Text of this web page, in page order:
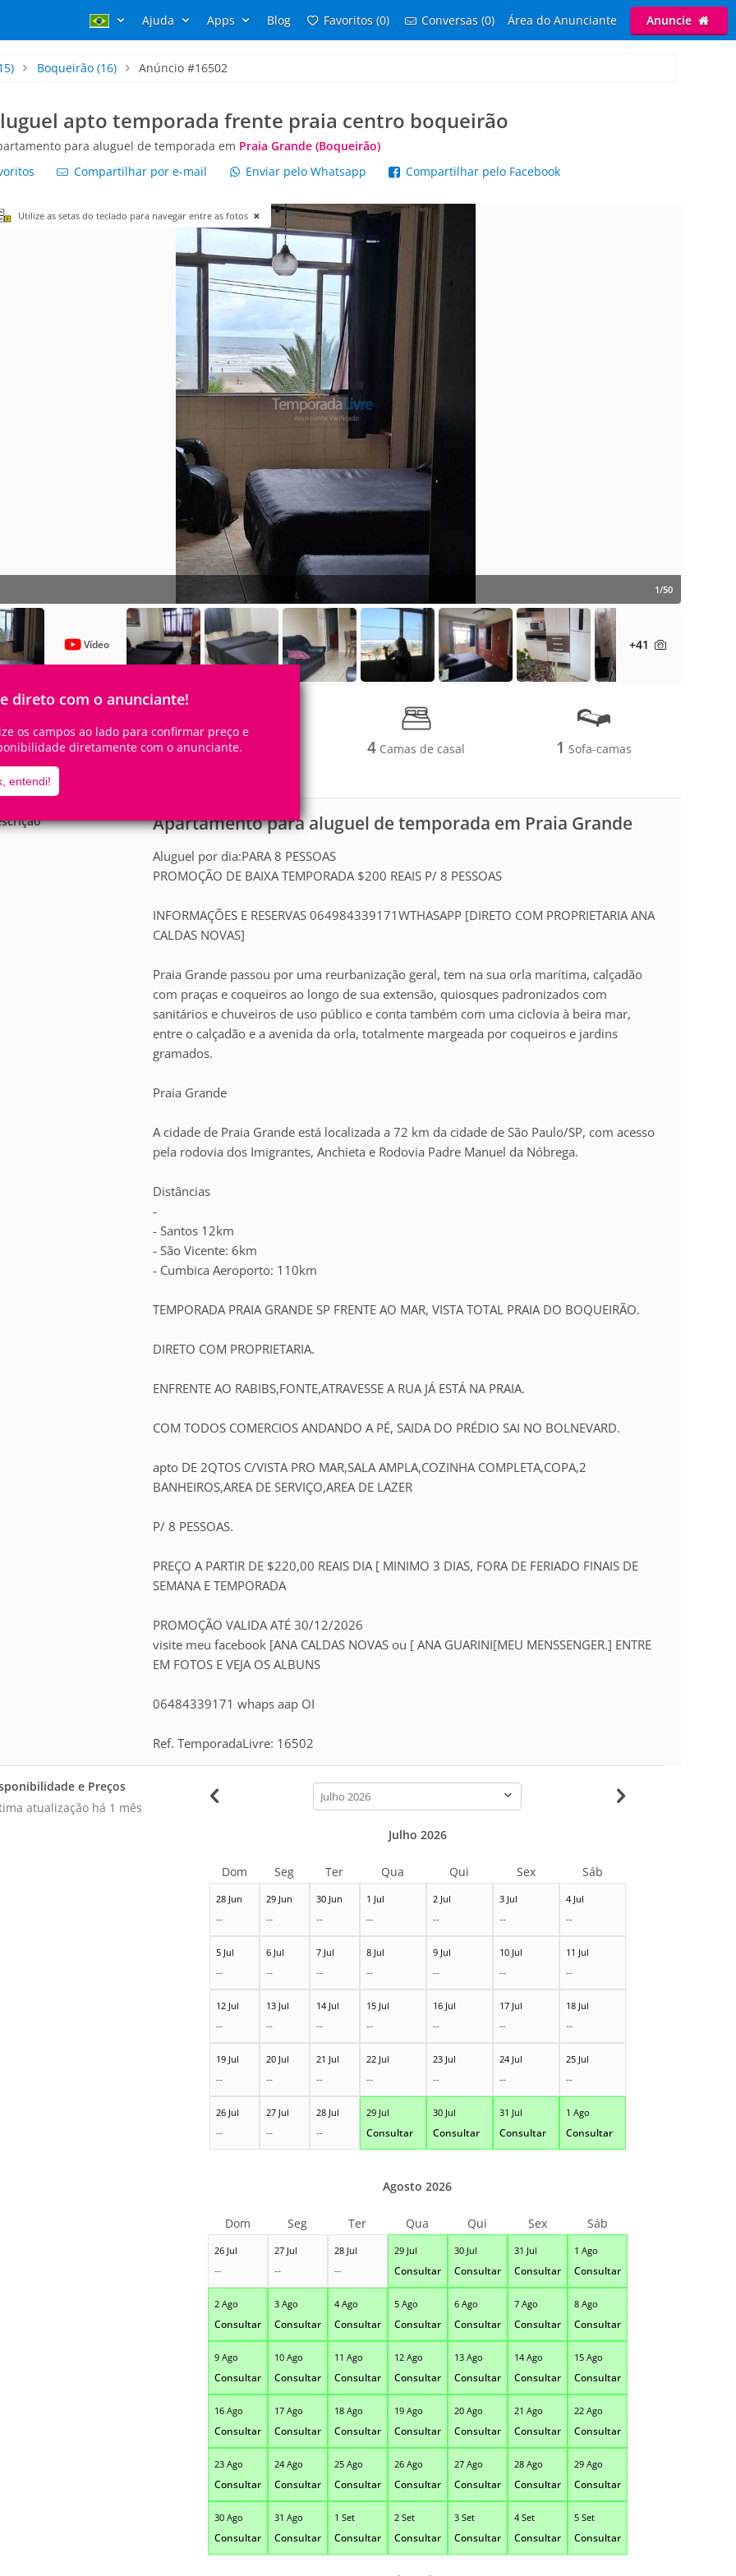
Ajuda Apps Blog Favoritos (0) Conversas (0) Área do Anunciante Anuncie
Boqueirão(16) Anúncio #16502
apto temporada frente praia centro boqueirão
para aluguel de temporada em Praia Grande (Boqueirão)
Compartilhar por e-mail Enviar pelo Whatsapp Compartilhar pelo Facebook
direto com o anunciante!
os campos ao lado para confirmar preço e
diretamente com o anunciante.
entendi!
Utilize as setas do teclado para navegar entre as fotos
1/50
+41
Vídeo
8Pessoas 2Quartos 4 Camas de casal 1 Sofa-camas
Apartamento para aluguel de temporada em Praia Grande
Aluguel por dia:PARA 8 PESSOAS
PROMOÇÃO DE BAIXA TEMPORADA $200 REAIS P/ 8 PESSOAS
INFORMAÇÕES E RESERVAS 064984339171WTHASAPP [DIRETO COM PROPRIETARIA ANA
CALDAS NOVAS]
Praia Grande passou por uma reurbanização geral, tem na sua orla marítima, calçadão
com praças e coqueiros ao longo de sua extensão, quiosques padronizados com
sanitários e chuveiros de uso público e conta também com uma ciclovia à beira mar,
entre o calçadão e a avenida da orla, totalmente margeada por coqueiros e jardins
gramados.
Praia Grande
A cidade de Praia Grande está localizada a 72 km da cidade de São Paulo/SP, com acesso
pela rodovia dos Imigrantes, Anchieta e Rodovia Padre Manuel da Nóbrega.
Distâncias
-
- Santos 12km
- São Vicente: 6km
- Cumbica Aeroporto: 110km
TEMPORADA PRAIA GRANDE SP FRENTE AO MAR, VISTA TOTAL PRAIA DO BOQUEIRÃO.
DIRETO COM PROPRIETARIA.
ENFRENTE AO RABIBS,FONTE,ATRAVESSE A RUA JÁ ESTÁ NA PRAIA.
COM TODOS COMERCIOS ANDANDO A PÉ, SAIDA DO PRÉDIO SAI NO BOLNEVARD.
apto DE 2QTOS C/VISTA PRO MAR,SALA AMPLA,COZINHA COMPLETA,COPA,2
BANHEIROS,AREA DE SERVIÇO,AREA DE LAZER
P/ 8 PESSOAS.
PREÇO A PARTIR DE $220,00 REAIS DIA [ MINIMO 3 DIAS, FORA DE FERIADO FINAIS DE
SEMANA E TEMPORADA
PROMOÇÃO VALIDA ATÉ 30/12/2026
visite meu facebook [ANA CALDAS NOVAS ou [ ANA GUARINI[MEU MENSSENGER.] ENTRE
EM FOTOS E VEJA OS ALBUNS
06484339171 whaps aap OI
Ref. TemporadaLivre: 16502
e Preços
atualização há 1 mês
calendar-
month
28 Jun
--
29 Jun
--
30 Jun
--
1 Jul
--
2 Jul
--
3 Jul
--
4 Jul
--
5 Jul
--
6 Jul
--
7 Jul
--
8 Jul
--
9 Jul
--
10 Jul
--
11 Jul
--
12 Jul
--
13 Jul
--
14 Jul
--
15 Jul
--
16 Jul
--
17 Jul
--
18 Jul
--
19 Jul
--
20 Jul
--
21 Jul
--
22 Jul
--
23 Jul
--
24 Jul
--
25 Jul
--
26 Jul
--
27 Jul
--
28 Jul
--
29 Jul
Consultar
30 Jul
Consultar
31 Jul
Consultar
1 Ago
Consultar
Julho 2026
Dom Seg Ter Qua Qui Sex Sáb
26 Jul
--
27 Jul
--
28 Jul
--
29 Jul
Consultar
30 Jul
Consultar
31 Jul
Consultar
1 Ago
Consultar
2 Ago
Consultar
3 Ago
Consultar
4 Ago
Consultar
5 Ago
Consultar
6 Ago
Consultar
7 Ago
Consultar
8 Ago
Consultar
9 Ago
Consultar
10 Ago
Consultar
11 Ago
Consultar
12 Ago
Consultar
13 Ago
Consultar
14 Ago
Consultar
15 Ago
Consultar
16 Ago
Consultar
17 Ago
Consultar
18 Ago
Consultar
19 Ago
Consultar
20 Ago
Consultar
21 Ago
Consultar
22 Ago
Consultar
23 Ago
Consultar
24 Ago
Consultar
25 Ago
Consultar
26 Ago
Consultar
27 Ago
Consultar
28 Ago
Consultar
29 Ago
Consultar
30 Ago
Consultar
31 Ago
Consultar
1 Set
Consultar
2 Set
Consultar
3 Set
Consultar
4 Set
Consultar
5 Set
Consultar
Agosto 2026
Dom Seg Ter Qua Qui Sex Sáb